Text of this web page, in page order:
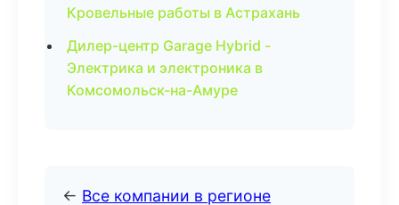
Кровельные работы в Астрахань
Дилер-центр Garage Hybrid -
Электрика и электроника в
Комсомольск-на-Амуре
← Все компании в регионе